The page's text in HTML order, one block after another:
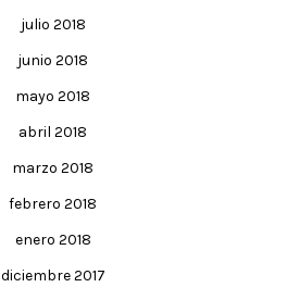
julio 2018
junio 2018
mayo 2018
abril 2018
marzo 2018
febrero 2018
enero 2018
diciembre 2017